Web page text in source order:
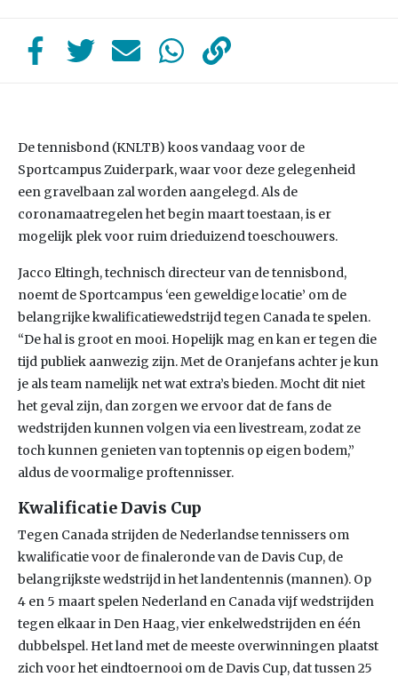
De tennisbond (KNLTB) koos vandaag voor de
Sportcampus Zuiderpark, waar voor deze gelegenheid
een gravelbaan zal worden aangelegd. Als de
coronamaatregelen het begin maart toestaan, is er
mogelijk plek voor ruim drieduizend toeschouwers.
Jacco Eltingh, technisch directeur van de tennisbond,
noemt de Sportcampus ‘een geweldige locatie’ om de
belangrijke kwalificatiewedstrijd tegen Canada te spelen.
“De hal is groot en mooi. Hopelijk mag en kan er tegen die
tijd publiek aanwezig zijn. Met de Oranjefans achter je kun
je als team namelijk net wat extra’s bieden. Mocht dit niet
het geval zijn, dan zorgen we ervoor dat de fans de
wedstrijden kunnen volgen via een livestream, zodat ze
toch kunnen genieten van toptennis op eigen bodem,”
aldus de voormalige proftennisser.
Kwalificatie Davis Cup
Tegen Canada strijden de Nederlandse tennissers om
kwalificatie voor de finaleronde van de Davis Cup, de
belangrijkste wedstrijd in het landentennis (mannen). Op
4 en 5 maart spelen Nederland en Canada vijf wedstrijden
tegen elkaar in Den Haag, vier enkelwedstrijden en één
dubbelspel. Het land met de meeste overwinningen plaatst
zich voor het eindtoernooi om de Davis Cup, dat tussen 25